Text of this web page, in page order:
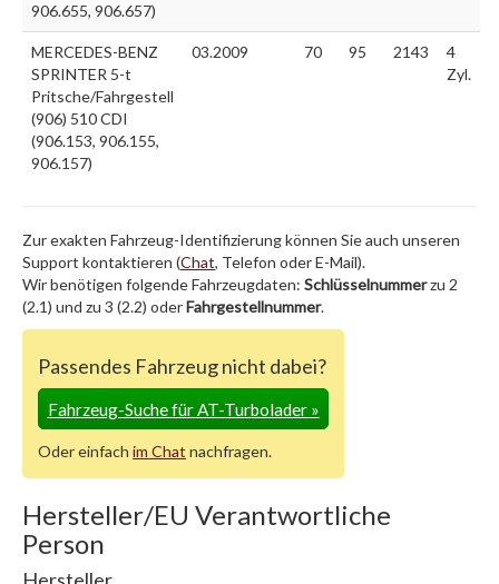
906.655, 906.657)
MERCEDES-BENZ
SPRINTER 5-t
Pritsche/Fahrgestell
(906) 510 CDI
(906.153, 906.155,
906.157)
03.2009 70 95 2143
4
Zyl.
Zur exakten Fahrzeug-Identifizierung können Sie auch unseren
Support kontaktieren (Chat, Telefon oder E-Mail).
Wir benötigen folgende Fahrzeugdaten: Schlüsselnummerzu 2
(2.1) und zu 3 (2.2) oderFahrgestellnummer.
Passendes Fahrzeug nicht dabei?
Fahrzeug-Suche für AT-Turbolader»
Oder einfach im Chat nachfragen.
Hersteller/EU Verantwortliche
Person